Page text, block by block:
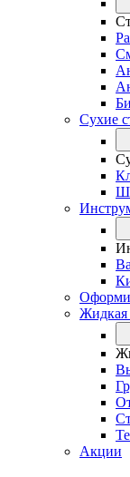
Сухие
Жидкая
Акции